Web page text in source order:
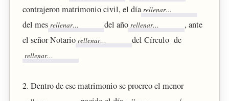
contrajeron matrimonio civil, el día
del mes
del año
, ante
el señor Notario
del Círculo de
2. Dentro de ese matrimonio se procreo el menor